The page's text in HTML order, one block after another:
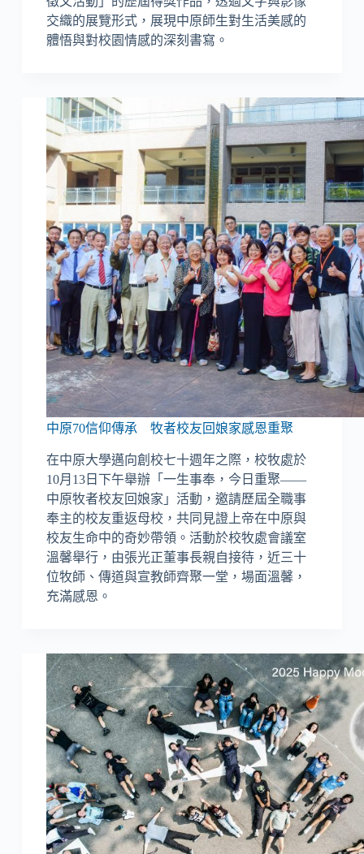
交織的展覽形式，展現中原師生對生活美感的
體悟與對校園情感的深刻書寫。
中原70信仰傳承 牧者校友回娘家感恩重聚
在中原大學邁向創校七十週年之際，校牧處於
10月13日下午舉辦「一生事奉，今日重聚——
中原牧者校友回娘家」活動，邀請歷屆全職事
奉主的校友重返母校，共同見證上帝在中原與
校友生命中的奇妙帶領。活動於校牧處會議室
溫馨舉行，由張光正董事長親自接待，近三十
位牧師、傳道與宣教師齊聚一堂，場面溫馨，
充滿感恩。